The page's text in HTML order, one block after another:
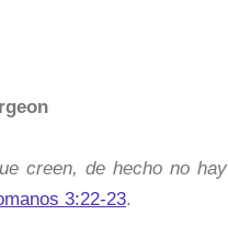
creen, de hecho no hay
3:22-23.